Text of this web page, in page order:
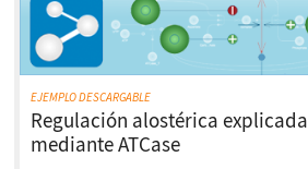
EJEMPLO DESCARGABLE
Regulación alostérica explicada
mediante ATCase